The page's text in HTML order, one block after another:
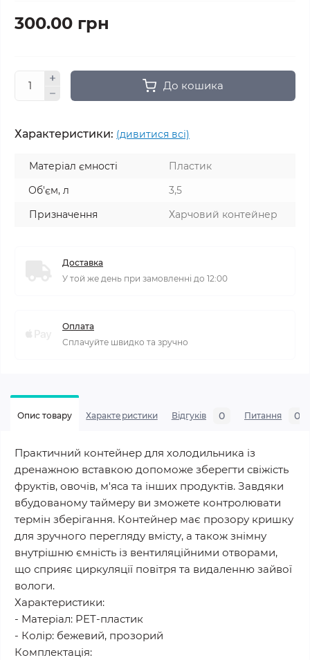
300.00 грн
До кошика
Характеристики: (дивитися всі)
Матеріал ємності
Пластик
Об'єм, л
3,5
Призначення
Харчовий контейнер
Доставка
У той же день при замовленні до 12:00
Оплата
Сплачуйте швидко та зручно
Опис товару Характеристики Відгуків 0 Питання 0
Практичний контейнер для холодильника із
дренажною вставкою допоможе зберегти свіжість
фруктів, овочів, м'яса та інших продуктів. Завдяки
вбудованому таймеру ви зможете контролювати
термін зберігання. Контейнер має прозору кришку
для зручного перегляду вмісту, а також знімну
внутрішню ємність із вентиляційними отворами,
що сприяє циркуляції повітря та видаленню зайвої
вологи.
Характеристики:
- Матеріал: PET-пластик
- Колір: бежевий, прозорий
Комплектація: